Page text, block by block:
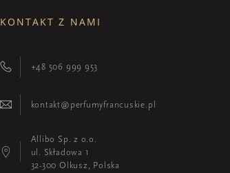
KONTAKT Z NAMI
+48 506 999 953
kontakt@perfumyfrancuskie.pl
Allibo Sp. z o.o.
ul. Składowa 1
32-300 Olkusz, Polska